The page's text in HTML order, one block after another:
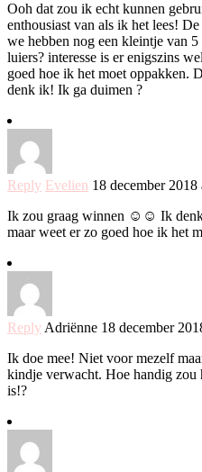
Ooh dat zou ik echt kunnen
enthousiast van als ik het lees!
we hebben nog een kleintje van
luiers? interesse is er enigszins
goed hoe ik het moet oppakken.
denk ik! Ik ga duimen ?
Reply Evelien 18 december 2018
Ik zou graag winnen ☺️☺️ Ik denk
maar weet er zo goed hoe ik het
Reply Adriënne 18 december
Ik doe mee! Niet voor mezelf
kindje verwacht. Hoe handig zou
is!?